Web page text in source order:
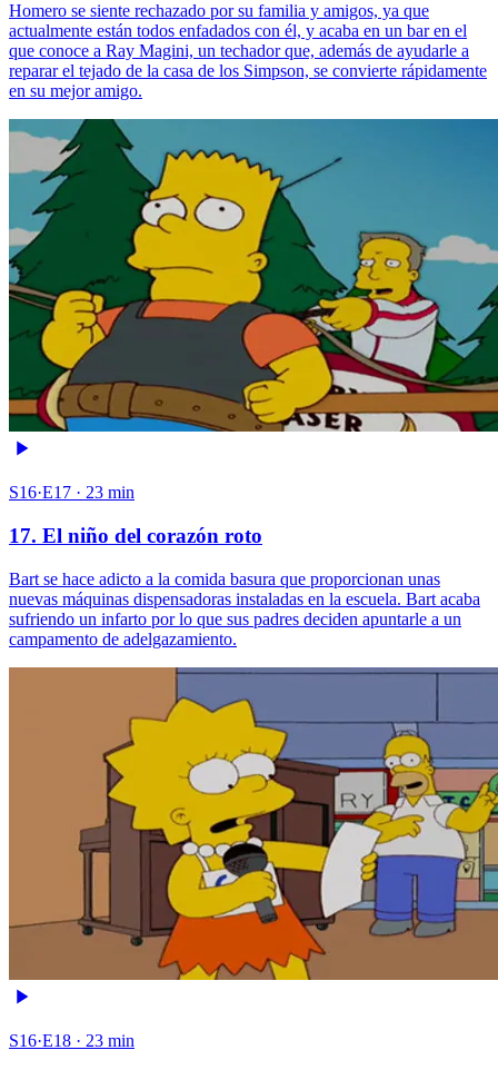
Homero se siente rechazado por su familia y amigos, ya que
actualmente están todos enfadados con él, y acaba en un bar en el
que conoce a Ray Magini, un techador que, además de ayudarle a
reparar el tejado de la casa de los Simpson, se convierte rápidamente
en su mejor amigo.
S16·E17 · 23 min
17. El niño del corazón roto
Bart se hace adicto a la comida basura que proporcionan unas
nuevas máquinas dispensadoras instaladas en la escuela. Bart acaba
sufriendo un infarto por lo que sus padres deciden apuntarle a un
campamento de adelgazamiento.
S16·E18 · 23 min